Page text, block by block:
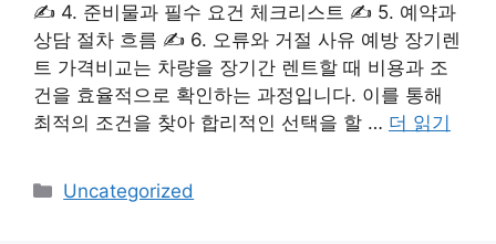
✍ 4. 준비물과 필수 요건 체크리스트 ✍ 5. 예약과
상담 절차 흐름 ✍ 6. 오류와 거절 사유 예방 장기렌
트 가격비교는 차량을 장기간 렌트할 때 비용과 조
건을 효율적으로 확인하는 과정입니다. 이를 통해
최적의 조건을 찾아 합리적인 선택을 할 … 더 읽기
카
Uncategorized